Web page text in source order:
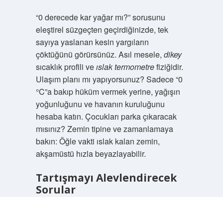
“0 derecede kar yağar mı?” sorusunu
eleştirel süzgeçten geçirdiğinizde, tek
sayıya yaslanan kesin yargıların
çöktüğünü görürsünüz. Asıl mesele, dikey
sıcaklık profili veıslak termometrefiziğidir.
Ulaşım planı mı yapıyorsunuz? Sadece “0
°C”a bakıp hüküm vermek yerine, yağışın
yoğunluğunu ve havanın kuruluğunu
hesaba katın. Çocukları parka çıkaracak
mısınız? Zemin tipine ve zamanlamaya
bakın: Öğle vakti ıslak kalan zemin,
akşamüstü hızla beyazlayabilir.
Tartışmayı Alevlendirecek
Sorular